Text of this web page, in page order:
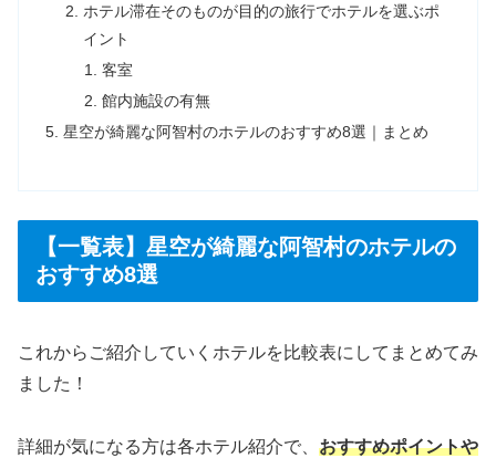
ホテル滞在そのものが目的の旅行でホテルを選ぶポ
イント
客室
館内施設の有無
星空が綺麗な阿智村のホテルのおすすめ8選｜まとめ
【一覧表】星空が綺麗な阿智村のホテルの
おすすめ8選
これからご紹介していくホテルを比較表にしてまとめてみ
ました！
詳細が気になる方は各ホテル紹介で、 おすすめポイントや